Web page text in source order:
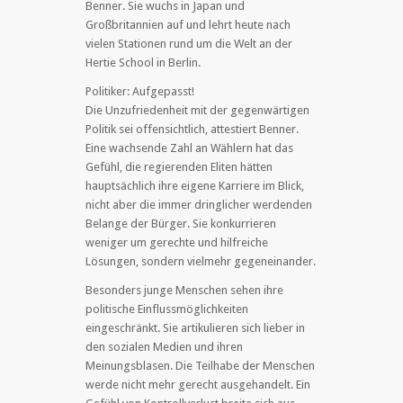
Benner. Sie wuchs in Japan und
Großbritannien auf und lehrt heute nach
vielen Stationen rund um die Welt an der
Hertie School in Berlin.
Politiker: Aufgepasst!
Die Unzufriedenheit mit der gegenwärtigen
Politik sei offensichtlich, attestiert Benner.
Eine wachsende Zahl an Wählern hat das
Gefühl, die regierenden Eliten hätten
hauptsächlich ihre eigene Karriere im Blick,
nicht aber die immer dringlicher werdenden
Belange der Bürger. Sie konkurrieren
weniger um gerechte und hilfreiche
Lösungen, sondern vielmehr gegeneinander.
Besonders junge Menschen sehen ihre
politische Einflussmöglichkeiten
eingeschränkt. Sie artikulieren sich lieber in
den sozialen Medien und ihren
Meinungsblasen. Die Teilhabe der Menschen
werde nicht mehr gerecht ausgehandelt. Ein